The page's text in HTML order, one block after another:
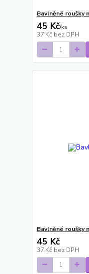
Bavlněné roušky
45 Kč/ks
37 Kč bez DPH
Bavlněné roušky
45 Kč
37 Kč bez DPH